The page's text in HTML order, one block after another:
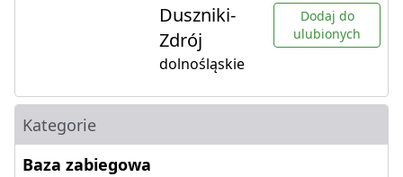
Duszniki-
Zdrój
dolnośląskie
Dodaj do
ulubionych
Kategorie
Baza zabiegowa